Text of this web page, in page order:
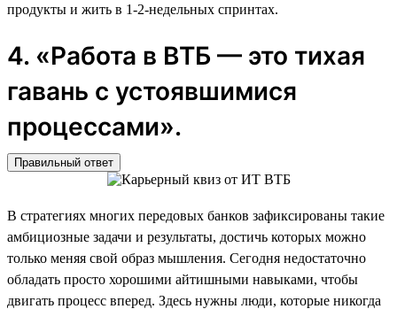
продукты и жить в 1-2-недельных спринтах.
4. «Работа в ВТБ — это тихая
гавань с устоявшимися
процессами».
Правильный ответ
В стратегиях многих передовых банков зафиксированы такие
амбициозные задачи и результаты, достичь которых можно
только меняя свой образ мышления. Сегодня недостаточно
обладать просто хорошими айтишными навыками, чтобы
двигать процесс вперед. Здесь нужны люди, которые никогда